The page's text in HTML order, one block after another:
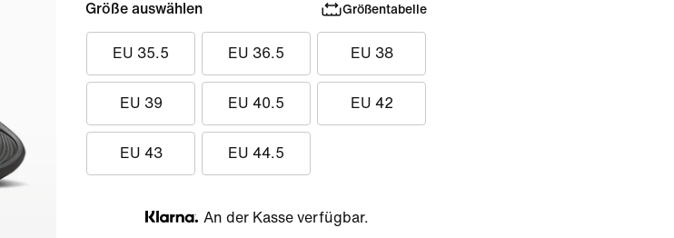
Größe auswählen Größentabelle
EU 35.5 EU 36.5 EU 38
EU 39 EU 40.5 EU 42
EU 43 EU 44.5
Klarna
An der Kasse verfügbar.